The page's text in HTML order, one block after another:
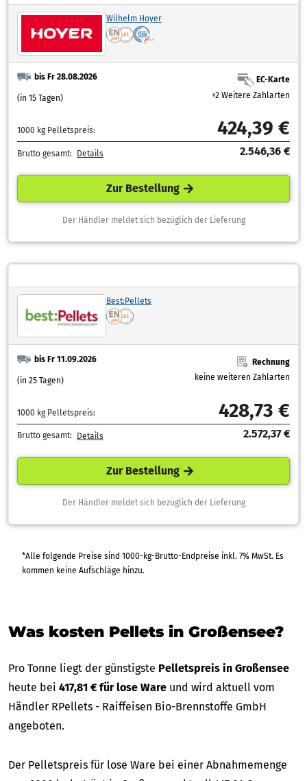
Wilhelm Hoyer
bis Fr 28.08.2026
(in 15 Tagen)
EC-Karte
+2 Weitere Zahlarten
1000 kg Pelletspreis: 424,39 €
Brutto gesamt: Details 2.546,36 €
Zur Bestellung
Der Händler meldet sich bezüglich der Lieferung
Best:Pellets
bis Fr 11.09.2026
(in 25 Tagen)
Rechnung
keine weiteren Zahlarten
1000 kg Pelletspreis: 428,73 €
Brutto gesamt: Details 2.572,37 €
Zur Bestellung
Der Händler meldet sich bezüglich der Lieferung
*Alle folgende Preise sind 1000-kg-Brutto-Endpreise inkl. 7% MwSt. Es
kommen keine Aufschläge hinzu.
Was kosten Pellets in Großensee?
Pro Tonne liegt der günstigste Pelletspreis in Großensee
heute bei 417,81 € für lose Ware und wird aktuell vom
Händler RPellets - Raiffeisen Bio-Brennstoffe GmbH
angeboten.
Der Pelletspreis für lose Ware bei einer Abnahmemenge